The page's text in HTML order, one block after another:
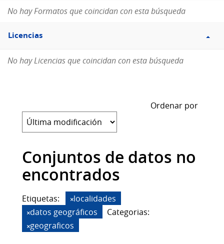
No hay Formatos que coincidan con esta búsqueda
Filtro
Licencias
Licencias
No hay Licencias que coincidan con esta búsqueda
Ordenar por
Conjuntos de datos no
encontrados
Etiquetas:
localidades
datos geográficos
Categorias:
geograficos